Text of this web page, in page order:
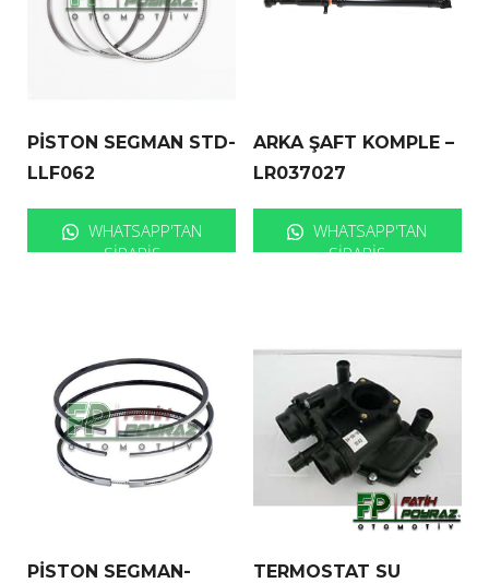
PİSTON SEGMAN STD-
LLF062
WHATSAPP'TAN
SIPARIŞ
ARKA ŞAFT KOMPLE –
LR037027
WHATSAPP'TAN
SIPARIŞ
PİSTON SEGMAN- TERMOSTAT SU